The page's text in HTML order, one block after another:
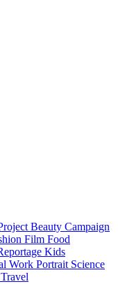
Beauty Campaign
Film Food
Kids
Work Portrait Science
Travel